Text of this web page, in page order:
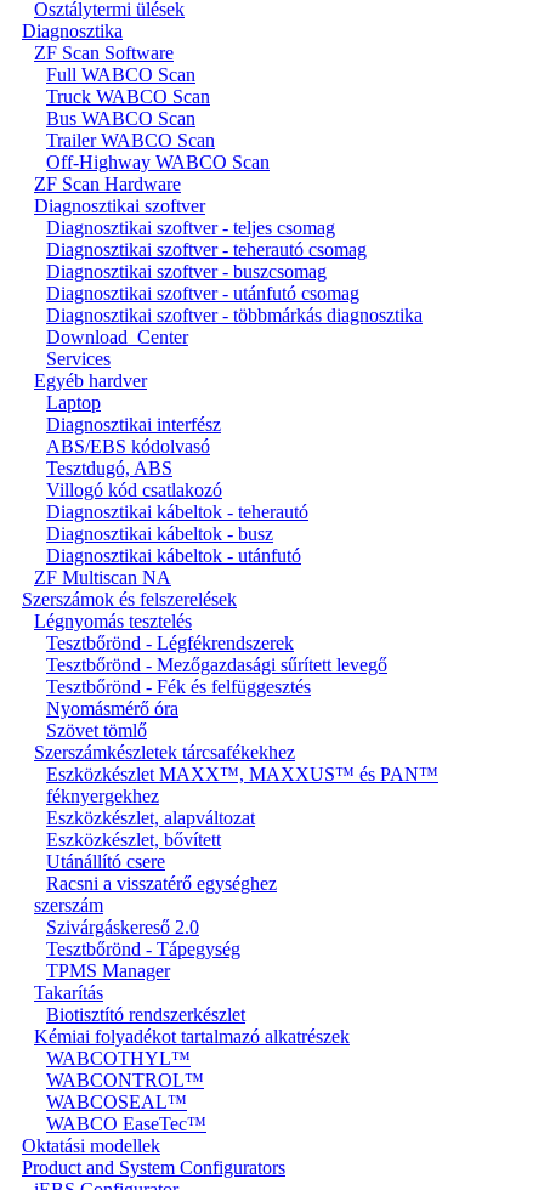
Osztálytermi ülések
Diagnosztika
ZF Scan Software
Full WABCO Scan
Truck WABCO Scan
Bus WABCO Scan
Trailer WABCO Scan
Off-Highway WABCO Scan
ZF Scan Hardware
Diagnosztikai szoftver
Diagnosztikai szoftver - teljes csomag
Diagnosztikai szoftver - teherautó csomag
Diagnosztikai szoftver - buszcsomag
Diagnosztikai szoftver - utánfutó csomag
Diagnosztikai szoftver - többmárkás diagnosztika
Download_Center
Services
Egyéb hardver
Laptop
Diagnosztikai interfész
ABS/EBS kódolvasó
Tesztdugó, ABS
Villogó kód csatlakozó
Diagnosztikai kábeltok - teherautó
Diagnosztikai kábeltok - busz
Diagnosztikai kábeltok - utánfutó
ZF Multiscan NA
Szerszámok és felszerelések
Légnyomás tesztelés
Tesztbőrönd - Légfékrendszerek
Tesztbőrönd - Mezőgazdasági sűrített levegő
Tesztbőrönd - Fék és felfüggesztés
Nyomásmérő óra
Szövet tömlő
Szerszámkészletek tárcsafékekhez
Eszközkészlet MAXX™, MAXXUS™ és PAN™
féknyergekhez
Eszközkészlet, alapváltozat
Eszközkészlet, bővített
Utánállító csere
Racsni a visszatérő egységhez
szerszám
Szivárgáskereső 2.0
Tesztbőrönd - Tápegység
TPMS Manager
Takarítás
Biotisztító rendszerkészlet
Kémiai folyadékot tartalmazó alkatrészek
WABCOTHYL™
WABCONTROL™
WABCOSEAL™
WABCO EaseTec™
Oktatási modellek
Product and System Configurators